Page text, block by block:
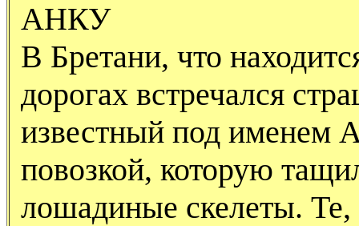
АНКУ
В Бретани, что
дорогах встречался
известный под именем
повозкой, которую
лошадиные скелеты.